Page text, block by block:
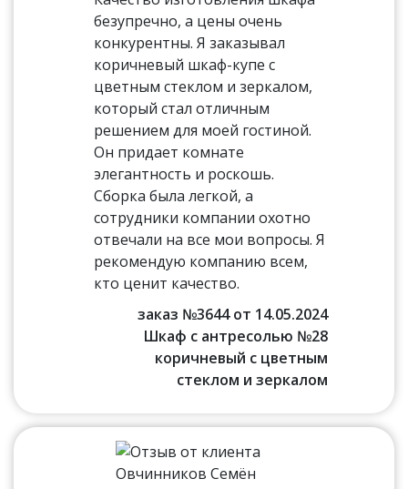
безупречно, а цены очень
конкурентны. Я заказывал
коричневый шкаф-купе с
цветным стеклом и зеркалом,
который стал отличным
решением для моей гостиной.
Он придает комнате
элегантность и роскошь.
Сборка была легкой, а
сотрудники компании охотно
отвечали на все мои вопросы. Я
рекомендую компанию всем,
кто ценит качество.
заказ №3644 от 14.05.2024
Шкаф с антресолью №28
коричневый с цветным
стеклом и зеркалом